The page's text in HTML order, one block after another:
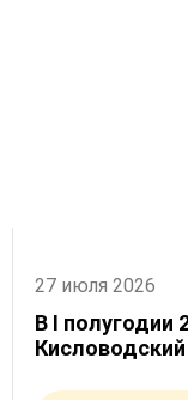
27 июля 2026
В I полугодии